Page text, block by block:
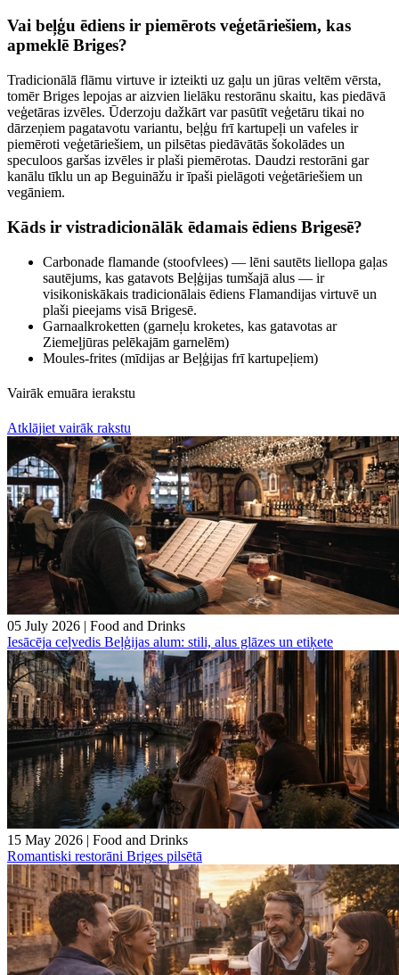
Vai beļģu ēdiens ir piemērots veģetāriešiem, kas
apmeklē Briges?
Tradicionālā flāmu virtuve ir izteikti uz gaļu un jūras veltēm vērsta,
tomēr Briges lepojas ar aizvien lielāku restorānu skaitu, kas piedāvā
veģetāras izvēles. Ūderzoju dažkārt var pasūtīt veģetāru tikai no
dārzeņiem pagatavotu variantu, beļģu frī kartupeļi un vafeles ir
piemēroti veģetāriešiem, un pilsētas piedāvātās šokolādes un
speculoos garšas izvēles ir plaši piemērotas. Daudzi restorāni gar
kanālu tīklu un ap Beguināžu ir īpaši pielāgoti veģetāriešiem un
vegāniem.
Kāds ir vistradicionālāk ēdamais ēdiens Brigesē?
Carbonade flamande (stoofvlees) — lēni sautēts liellopa gaļas
sautējums, kas gatavots Beļģijas tumšajā alus — ir
visikoniskākais tradicionālais ēdiens Flamandijas virtuvē un
plaši pieejams visā Brigesē.
Garnaalkroketten (garneļu kroketes, kas gatavotas ar
Ziemeļjūras pelēkajām garnelēm)
Moules-frites (mīdijas ar Beļģijas frī kartupeļiem)
Vairāk emuāra ierakstu
Atklājiet vairāk rakstu
05 July 2026 | Food and Drinks
Iesācēja ceļvedis Beļģijas alum: stili, alus glāzes un etiķete
15 May 2026 | Food and Drinks
Romantiski restorāni Briges pilsētā